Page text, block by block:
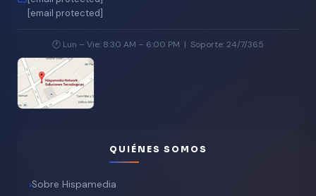
[email protected]
🕐 Lun – Vie: 8:30 AM – 6:00 PM | Soporte: 24/7/365
QUIÉNES SOMOS
Sobre Hispamedia